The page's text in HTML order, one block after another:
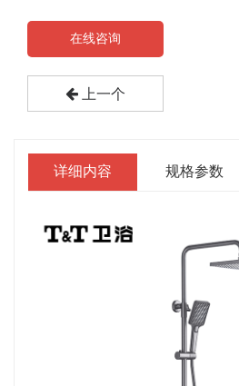
在线咨询
上一个
详细内容 规格参数